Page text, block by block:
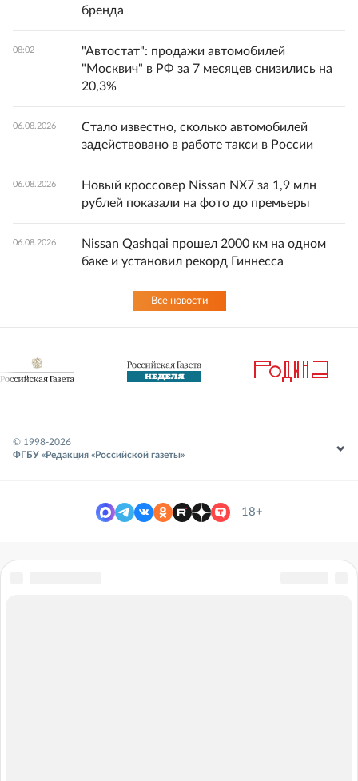
бренда
08:02
"Автостат": продажи автомобилей
"Москвич" в РФ за 7 месяцев снизились на
20,3%
06.08.2026
Стало известно, сколько автомобилей
задействовано в работе такси в России
06.08.2026
Новый кроссовер Nissan NX7 за 1,9 млн
рублей показали на фото до премьеры
06.08.2026
Nissan Qashqai прошел 2000 км на одном
баке и установил рекорд Гиннесса
Все новости
© 1998-2026
ФГБУ «Редакция «Российской газеты»
18+